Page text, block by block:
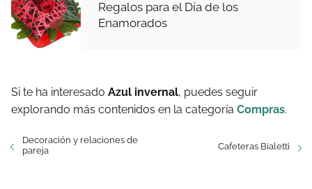
Regalos para el Día de los
Enamorados
Si te ha interesado Azul invernal, puedes seguir
explorando más contenidos en la categoría Compras.
Decoración y relaciones de
pareja
Cafeteras Bialetti